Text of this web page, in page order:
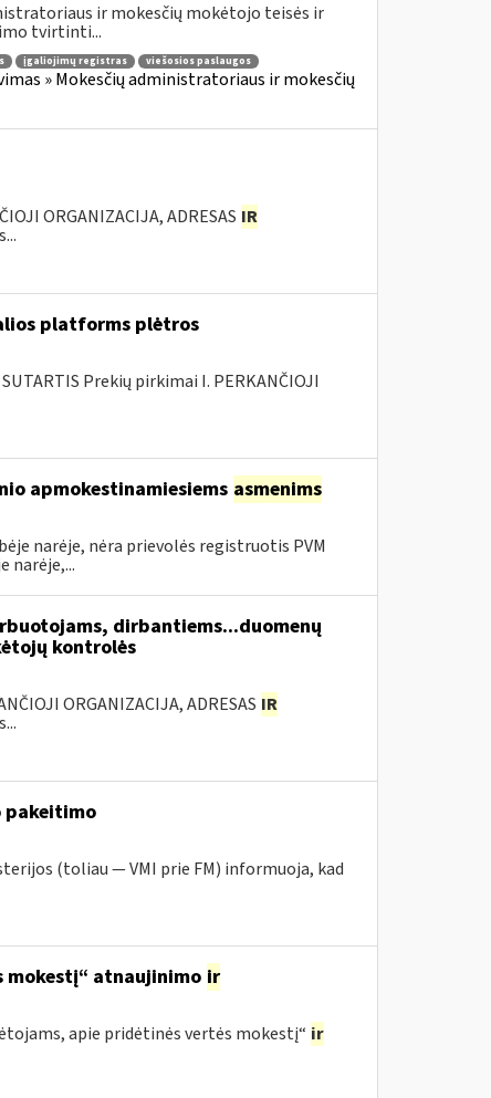
ir mokesčių mokėtojo teisės ir
tvirtinti...
įgaliojimų registras
viešosios paslaugos
» Mokesčių administratoriaus ir mokesčių
ORGANIZACIJA, ADRESAS IR
platforms plėtros
Prekių pirkimai I. PERKANČIOJI
apmokestinamiesiems asmenims
narėje, nėra prievolės registruotis PVM
narėje,...
dirbantiems...duomenų
kontrolės
ORGANIZACIJA, ADRESAS IR
(toliau — VMI prie FM) informuoja, kad
mokestį“ atnaujinimo ir
apie pridėtinės vertės mokestį“ ir